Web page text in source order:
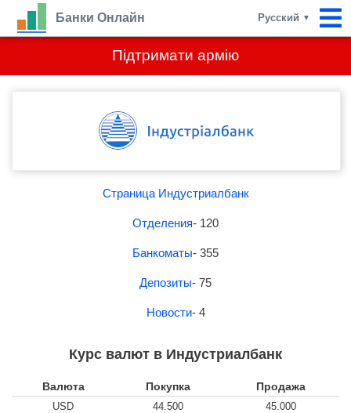
Підтримати армію
Банки Онлайн Русский ▼
Страница Индустриалбанк
Отделения- 120
Банкоматы- 355
Депозиты- 75
Новости- 4
Курс валют в Индустриалбанк
Валюта Покупка Продажа
USD 44.500
45.000